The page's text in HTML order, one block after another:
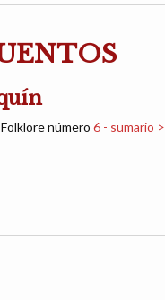
número 6 - sumario >